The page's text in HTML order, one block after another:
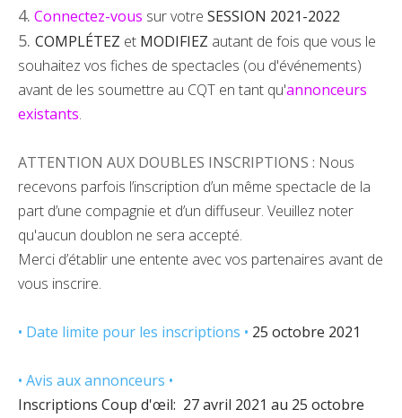
4. Connectez-vous sur votre SESSION 2021-2022
5. COMPLÉTEZ et MODIFIEZ autant de fois que vous le
souhaitez vos fiches de spectacles (ou d'événements)
avant de les soumettre au CQT en tant qu'annonceurs
existants.
ATTENTION AUX DOUBLES INSCRIPTIONS : Nous
recevons parfois l’inscription d’un même spectacle de la
part d’une compagnie et d’un diffuseur. Veuillez noter
qu'aucun doublon ne sera accepté.
Merci d’établir une entente avec vos partenaires avant de
vous inscrire.
• Date limite pour les inscriptions • 25 octobre 2021
• Avis aux annonceurs •
Inscriptions Coup d'œil: 27 avril 2021 au 25 octobre